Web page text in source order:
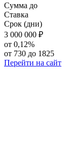
Сумма до
Ставка
Срок (дни)
3 000 000 ₽
от 0,12%
от 730 до 1825
Перейти на сайт